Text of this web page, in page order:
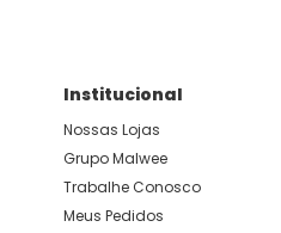
Institucional
Nossas Lojas
Grupo Malwee
Trabalhe Conosco
Meus Pedidos